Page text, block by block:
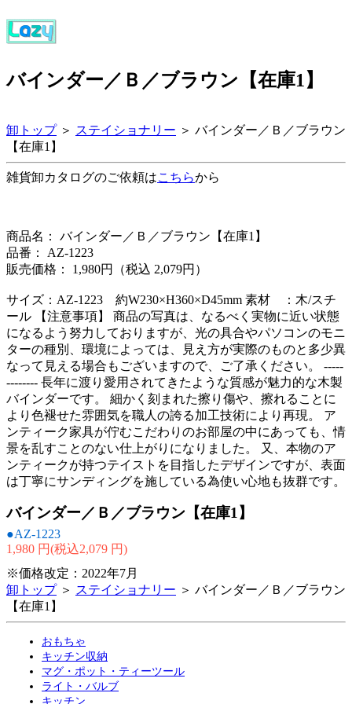
バインダー／Ｂ／ブラウン【在庫1】
卸トップ＞ ステイショナリー ＞ バインダー／Ｂ／ブラウン
【在庫1】
雑貨卸カタログのご依頼はこちらから
商品名： バインダー／Ｂ／ブラウン【在庫1】
品番： AZ-1223
販売価格： 1,980円（税込 2,079円）
サイズ：AZ-1223 約W230×H360×D45mm 素材 ：木/スチ
ール 【注意事項】 商品の写真は、なるべく実物に近い状態
になるよう努力しておりますが、光の具合やパソコンのモニ
ターの種別、環境によっては、見え方が実際のものと多少異
なって見える場合もございますので、ご了承ください。 -----
-------- 長年に渡り愛用されてきたような質感が魅力的な木製
バインダーです。 細かく刻まれた擦り傷や、擦れることに
より色褪せた雰囲気を職人の誇る加工技術により再現。 ア
ンティーク家具が佇むこだわりのお部屋の中にあっても、情
景を乱すことのない仕上がりになりました。 又、本物のア
ンティークが持つテイストを目指したデザインですが、表面
は丁寧にサンディングを施している為使い心地も抜群です。
バインダー／Ｂ／ブラウン【在庫1】
●AZ-1223
1,980 円(税込2,079 円)
※価格改定：2022年7月
卸トップ＞ ステイショナリー ＞ バインダー／Ｂ／ブラウン
【在庫1】
おもちゃ
キッチン収納
マグ・ポット・ティーツール
ライト・バルブ
キッチン